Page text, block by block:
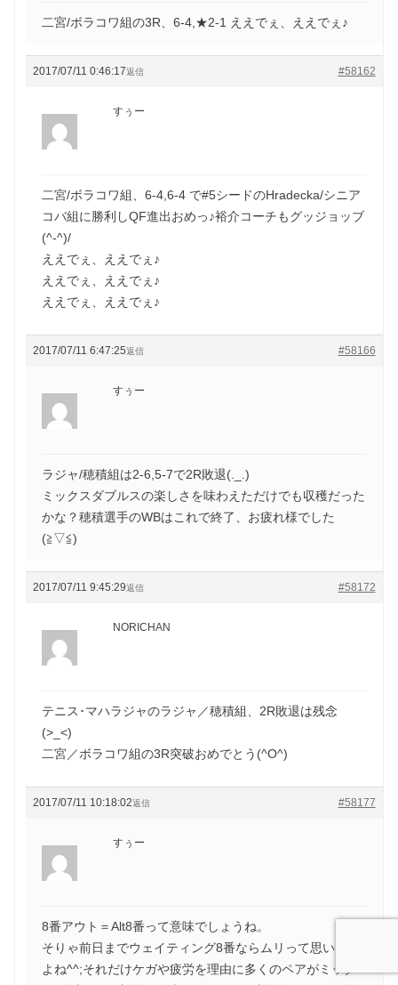
二宮/ボラコワ組の3R、6-4,★2-1 ええでぇ、ええでぇ♪
2017/07/11 0:46:17 #58162
返信
すぅー
二宮/ボラコワ組、6-4,6-4 で#5シードのHradecka/シニア
コバ組に勝利しQF進出おめっ♪裕介コーチもグッジョッブ
(^-^)/
ええでぇ、ええでぇ♪
ええでぇ、ええでぇ♪
ええでぇ、ええでぇ♪
2017/07/11 6:47:25 #58166
返信
すぅー
ラジャ/穂積組は2-6,5-7で2R敗退(._.)
ミックスダブルスの楽しさを味わえただけでも収穫だった
かな？穂積選手のWBはこれで終了、お疲れ様でした
(≧▽≦)
2017/07/11 9:45:29 #58172
返信
NORICHAN
テニス･マハラジャのラジャ／穂積組、2R敗退は残念
(>_<)
二宮／ボラコワ組の3R突破おめでとう(^O^)
2017/07/11 10:18:02 #58177
返信
すぅー
8番アウト＝Alt8番って意味でしょうね。
そりゃ前日までウェイティング8番ならムリって思います
よね^^;それだけケガや疲労を理由に多くのペアがミック